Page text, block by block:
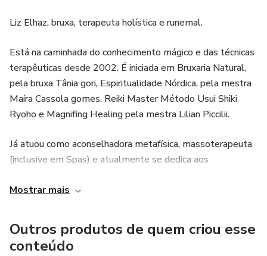
Liz Elhaz, bruxa, terapeuta holística e runemal.
Está na caminhada do conhecimento mágico e das técnicas
terapêuticas desde 2002. É iniciada em Bruxaria Natural,
pela bruxa Tânia gori, Espiritualidade Nórdica, pela mestra
Maíra Cassola gomes, Reiki Master Método Usui Shiki
Ryoho e Magnifing Healing pela mestra Lilian Piccilii.
Já atuou como aconselhadora metafísica, massoterapeuta
(inclusive em Spas) e atualmente se dedica aos
Oráculo Rúnico e a cursos e workshops ligados à magia,
no Programa Em Revista da Rede Brasil de Televisão com
Evê Sobral e na Rádio Mundial.
Mostrar mais
Outros produtos de quem criou esse
conteúdo